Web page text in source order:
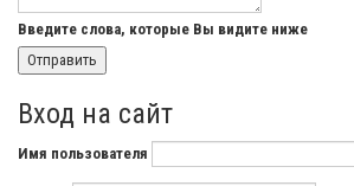
Введите слова, которые Вы видите ниже
Вход на сайт
Имя пользователя